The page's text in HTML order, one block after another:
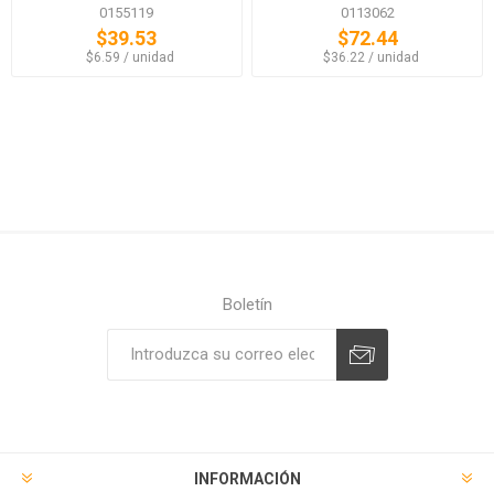
0155119
$39.53
‏‏‎ ‎‏‏‎ ‎$6.59 / unidad
0113062
$72.44
‏‏‎ ‎‏‏‎ ‎$36.22 / unidad
Boletín
INFORMACIÓN